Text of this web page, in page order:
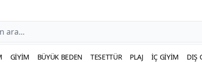
GIYIM BÜYÜK BEDEN TESETTÜR PLAJ İÇ GIYIM DIŞ